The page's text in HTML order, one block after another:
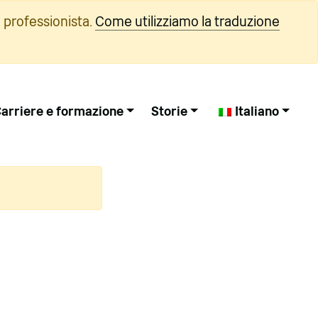
Come utilizziamo la traduzione
e formazione Storie Italiano